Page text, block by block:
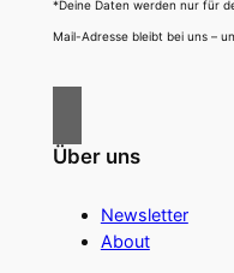
*Deine Daten werden nur für
Mail-Adresse bleibt bei uns –
Über uns
Newsletter
About